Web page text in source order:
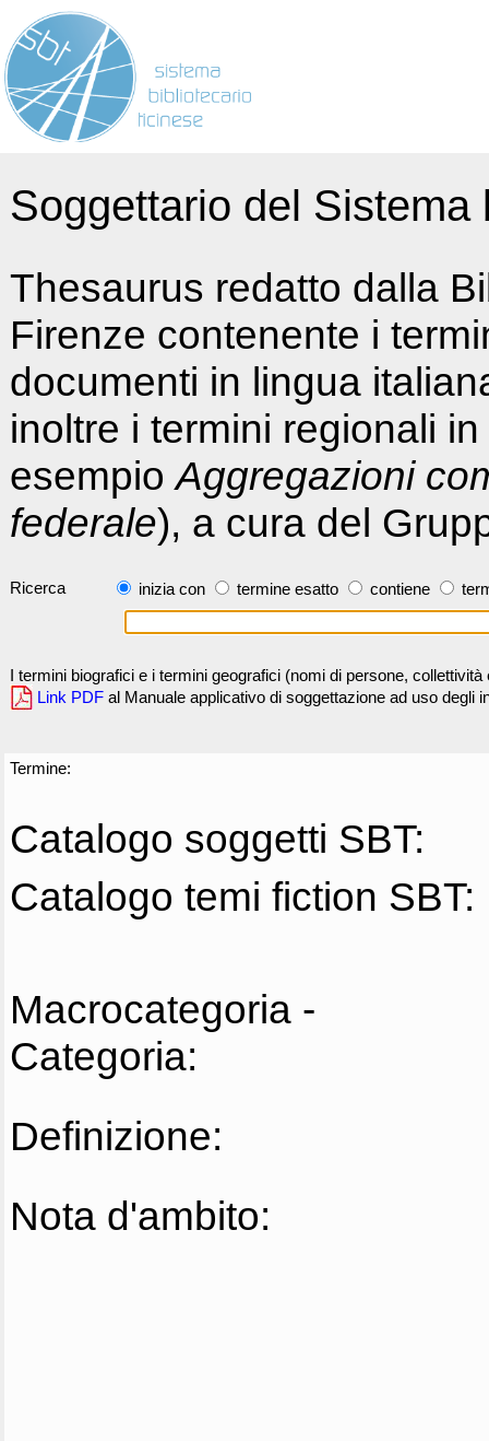
Soggettario del
Thesaurus redatto dalla
Firenze contenente i
documenti in lingua
inoltre i termini regionali
esempioAggregazioni
federale), a cura del
Ricerca inizia con termine esatto contiene
I termini biografici e i termini geografici (nomi di persone,
Link PDF al Manuale applicativo di soggettazione ad uso degli
Termine:
Catalogo soggetti SBT:
Catalogo temi fiction SBT:
Macrocategoria -
Categoria:
Definizione:
Nota d'ambito: